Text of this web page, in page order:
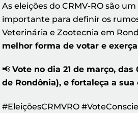
As eleições do CRMV-RO são
importante para definir os
Veterinária e Zootecnia em
melhor forma de votar e
📢Vote no dia 21 de março, das
de Rondônia), e fortaleça a sua
#EleiçõesCRMVRO